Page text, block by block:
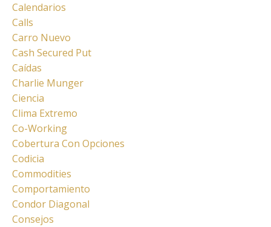
Calendarios
Calls
Carro Nuevo
Cash Secured Put
Caídas
Charlie Munger
Ciencia
Clima Extremo
Co-Working
Cobertura Con Opciones
Codicia
Commodities
Comportamiento
Condor Diagonal
Consejos